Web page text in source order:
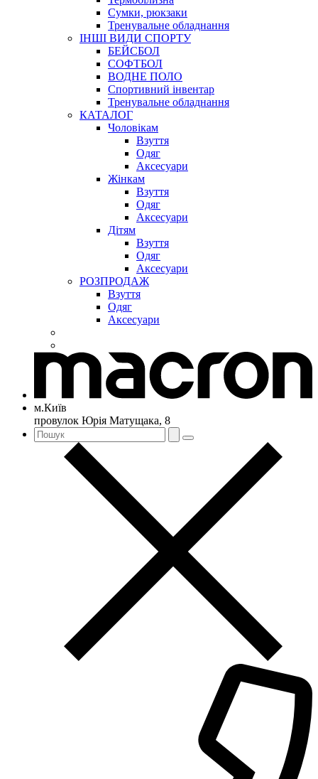
Сумки, рюкзаки
Тренувальне обладнання
ІНШІ ВИДИ СПОРТУ
БЕЙСБОЛ
СОФТБОЛ
ВОДНЕ ПОЛО
Спортивний інвентар
Тренувальне обладнання
КАТАЛОГ
Чоловікам
Взуття
Одяг
Аксесуари
Жінкам
Взуття
Одяг
Аксесуари
Дітям
Взуття
Одяг
Аксесуари
РОЗПРОДАЖ
Взуття
Одяг
Аксесуари
м.Київ
провулок Юрія Матущака, 8